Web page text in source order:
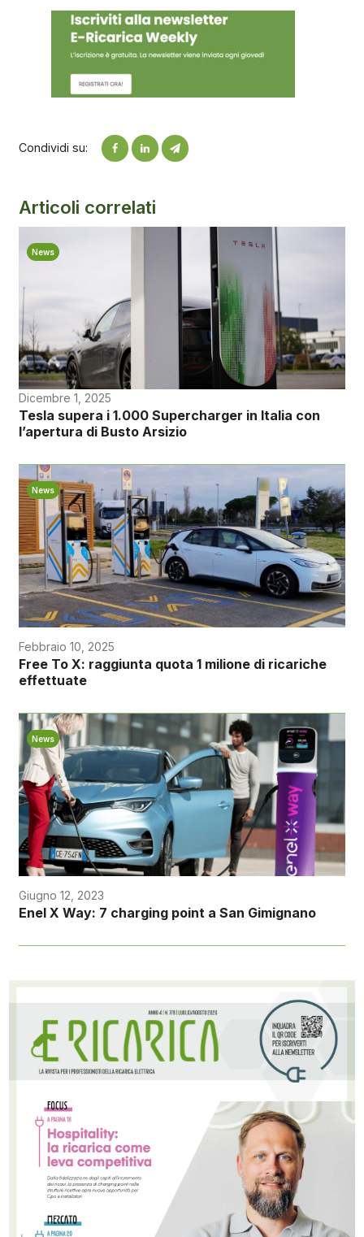
Condividi su:
Articoli correlati
News
Dicembre 1, 2025
Tesla supera i 1.000 Supercharger in Italia con
l’apertura di Busto Arsizio
News
Febbraio 10, 2025
Free To X: raggiunta quota 1 milione di ricariche
effettuate
News
Giugno 12, 2023
Enel X Way: 7 charging point a San Gimignano